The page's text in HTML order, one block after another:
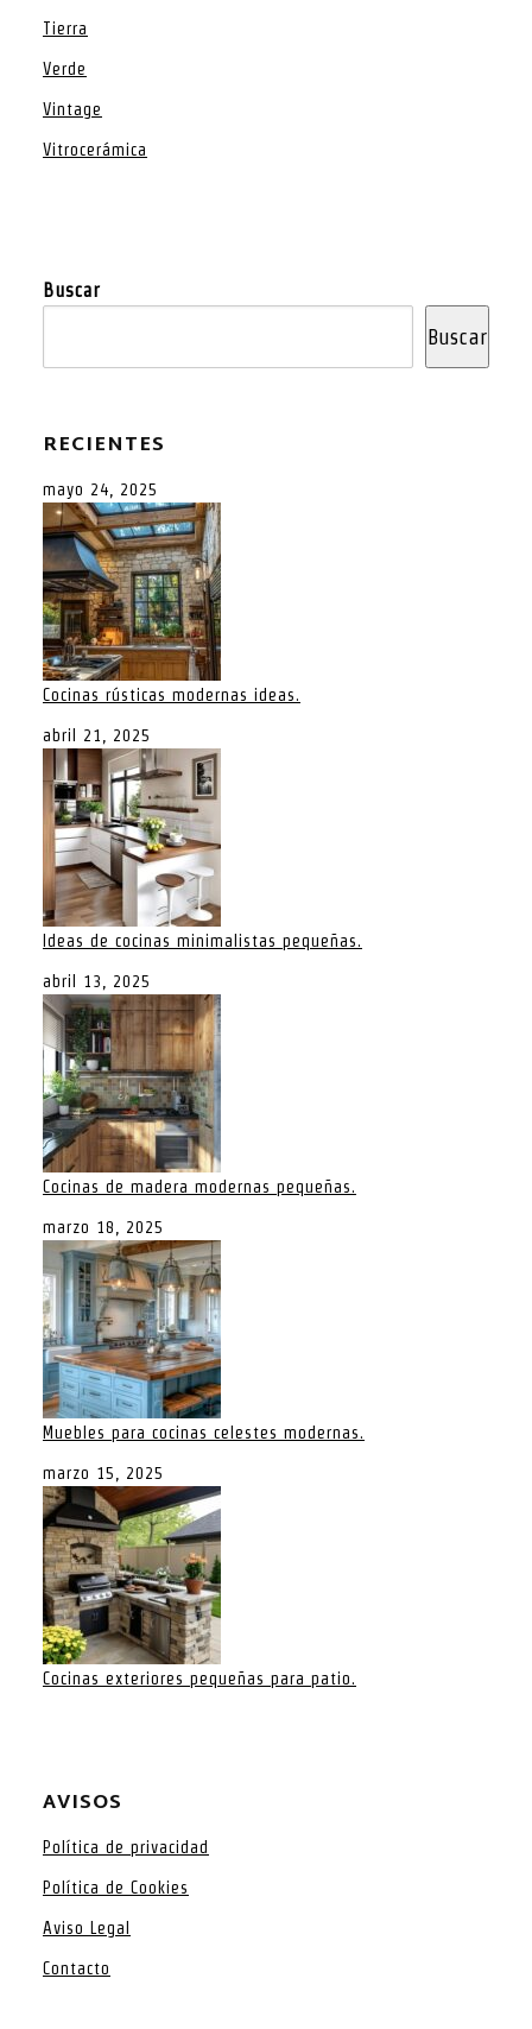
Tierra
Verde
Vintage
Vitrocerámica
Buscar
Buscar
RECIENTES
mayo 24, 2025
Cocinas rústicas modernas ideas.
abril 21, 2025
Ideas de cocinas minimalistas pequeñas.
abril 13, 2025
Cocinas de madera modernas pequeñas.
marzo 18, 2025
Muebles para cocinas celestes modernas.
marzo 15, 2025
Cocinas exteriores pequeñas para patio.
AVISOS
Política de privacidad
Política de Cookies
Aviso Legal
Contacto